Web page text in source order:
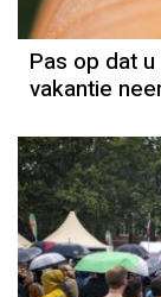
Pas op dat
vakantie